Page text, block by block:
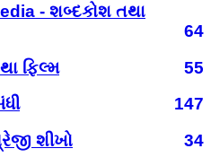
- શબ્દકોશ તથા
64
ફિલ્મ
55
147
શીખો
34